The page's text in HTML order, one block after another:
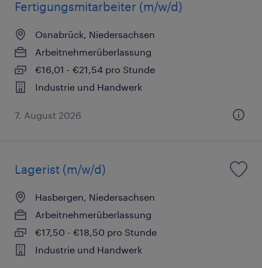
Fertigungsmitarbeiter (m/w/d)
Osnabrück, Niedersachsen
Arbeitnehmerüberlassung
€16,01 - €21,54 pro Stunde
Industrie und Handwerk
7. August 2026
Lagerist (m/w/d)
Hasbergen, Niedersachsen
Arbeitnehmerüberlassung
€17,50 - €18,50 pro Stunde
Industrie und Handwerk